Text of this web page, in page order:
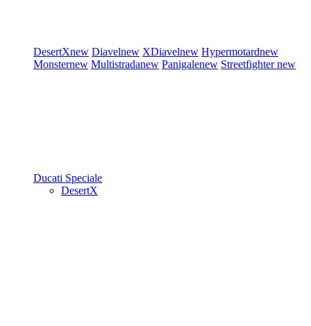
DesertXnew Diavelnew XDiavelnew Hypermotardnew
Monsternew Multistradanew Panigalenew Streetfighternew
Ducati Speciale
DesertX